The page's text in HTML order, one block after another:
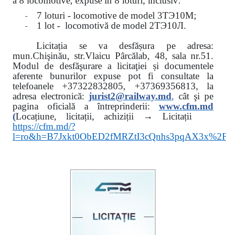
- 7 loturi - locomotive de model 3ТЭ10М;
- 1 lot - locomotivă de model 2ТЭ10Л.
Licitația se va desfășura pe adresa:
mun.Chişinău, str.Vlaicu Pârcălab, 48, sala nr.51.
Modul de desfăşurare a licitaţiei și documentele
aferente bunurilor expuse pot fi consultate la
telefoanele +37322832805, +37369356813, la
adresa electronică: jurist2@railway.md, cât şi pe
pagina oficială a întreprinderii:
www.cfm.md
(Locațiune, licitații, achiziții → Licitații
https://cfm.md/?